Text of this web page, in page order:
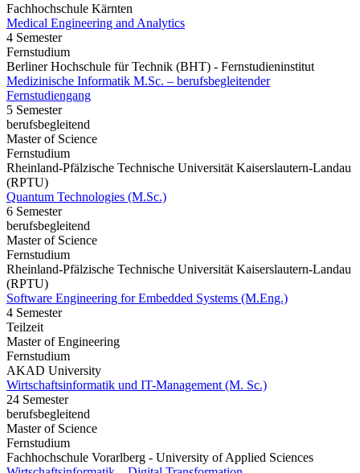
Fachhochschule Kärnten
Medical Engineering and Analytics
4 Semester
Fernstudium
Berliner Hochschule für Technik (BHT) - Fernstudieninstitut
Medizinische Informatik M.Sc. – berufsbegleitender
Fernstudiengang
5 Semester
berufsbegleitend
Master of Science
Fernstudium
Rheinland-Pfälzische Technische Universität Kaiserslautern-Landau
(RPTU)
Quantum Technologies (M.Sc.)
6 Semester
berufsbegleitend
Master of Science
Fernstudium
Rheinland-Pfälzische Technische Universität Kaiserslautern-Landau
(RPTU)
Software Engineering for Embedded Systems (M.Eng.)
4 Semester
Teilzeit
Master of Engineering
Fernstudium
AKAD University
Wirtschaftsinformatik und IT-Management (M. Sc.)
24 Semester
berufsbegleitend
Master of Science
Fernstudium
Fachhochschule Vorarlberg - University of Applied Sciences